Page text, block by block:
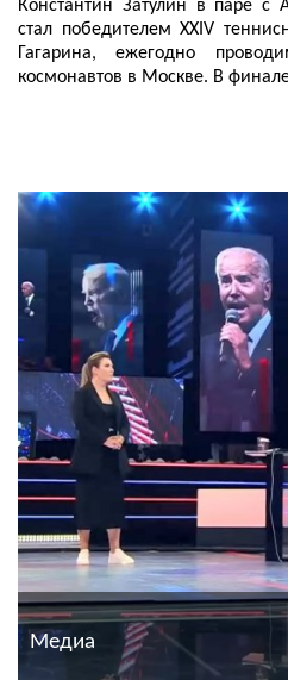
Константин Затулин в паре с
стал победителем XXIV
Гагарина, ежегодно
космонавтов в Москве. В
Медиа